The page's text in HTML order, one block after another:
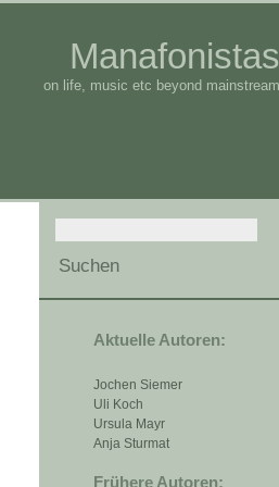
Manafonistas
on life, music etc beyond mainstream
Aktuelle Autoren:
Jochen Siemer
Uli Koch
Ursula Mayr
Anja Sturmat
Frühere Autoren: